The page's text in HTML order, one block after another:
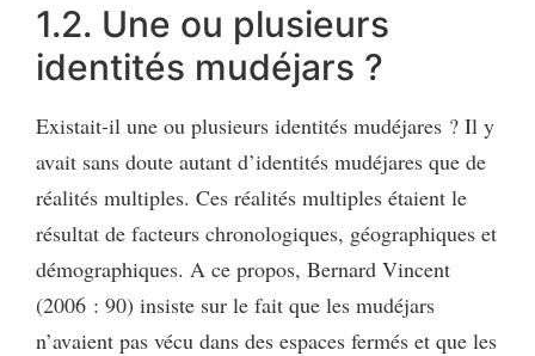
1.2. Une ou plusieurs
identités mudéjars ?
Existait-il une ou plusieurs identités mudéjares ? Il y
avait sans doute autant d’identités mudéjares que de
réalités multiples. Ces réalités multiples étaient le
résultat de facteurs chronologiques, géographiques et
démographiques. A ce propos, Bernard Vincent
(2006 : 90) insiste sur le fait que les mudéjars
n’avaient pas vécu dans des espaces fermés et que les